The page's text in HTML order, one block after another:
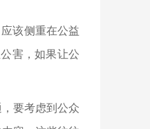
该侧重在公益
害，如果让公
要考虑到公众